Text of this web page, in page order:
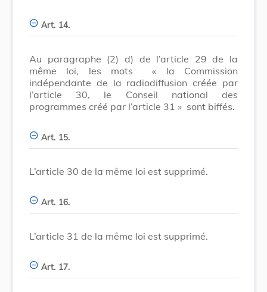
Art. 14.
Au paragraphe (2) d) de l’article 29 de la
même loi, les mots
« la Commission
indépendante de la radiodiffusion créée par
l’article 30, le Conseil national des
programmes créé par l’article 31 » sont biffés.
Art. 15.
L’article 30 de la même loi est supprimé.
Art. 16.
L’article 31 de la même loi est supprimé.
Art. 17.